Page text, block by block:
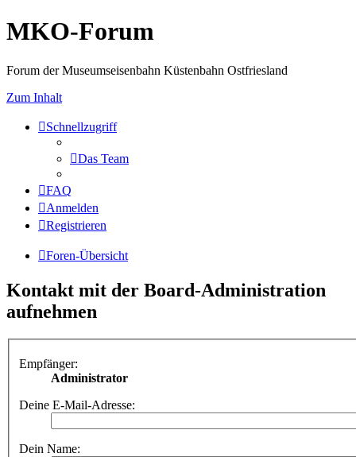
MKO-Forum
Forum der Museumseisenbahn Küstenbahn Ostfriesland
Zum Inhalt
Schnellzugriff
Das Team
FAQ
Anmelden
Registrieren
Foren-Übersicht
Kontakt mit der Board-Administration
aufnehmen
Empfänger:
Administrator
Deine E-Mail-Adresse:
Dein Name: